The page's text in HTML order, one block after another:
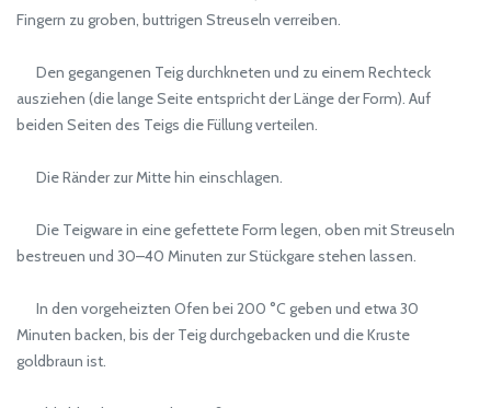
Fingern zu groben, buttrigen Streuseln verreiben.
Den gegangenen Teig durchkneten und zu einem Rechteck
ausziehen (die lange Seite entspricht der Länge der Form). Auf
beiden Seiten des Teigs die Füllung verteilen.
Die Ränder zur Mitte hin einschlagen.
Die Teigware in eine gefettete Form legen, oben mit Streuseln
bestreuen und 30–40 Minuten zur Stückgare stehen lassen.
In den vorgeheizten Ofen bei 200 °C geben und etwa 30
Minuten backen, bis der Teig durchgebacken und die Kruste
goldbraun ist.